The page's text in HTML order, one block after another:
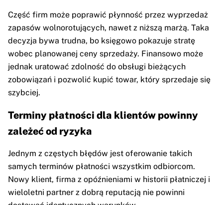
Część firm może poprawić płynność przez wyprzedaż
zapasów wolnorotujących, nawet z niższą marżą. Taka
decyzja bywa trudna, bo księgowo pokazuje stratę
wobec planowanej ceny sprzedaży. Finansowo może
jednak uratować zdolność do obsługi bieżących
zobowiązań i pozwolić kupić towar, który sprzedaje się
szybciej.
Terminy płatności dla klientów powinny
zależeć od ryzyka
Jednym z częstych błędów jest oferowanie takich
samych terminów płatności wszystkim odbiorcom.
Nowy klient, firma z opóźnieniami w historii płatniczej i
wieloletni partner z dobrą reputacją nie powinni